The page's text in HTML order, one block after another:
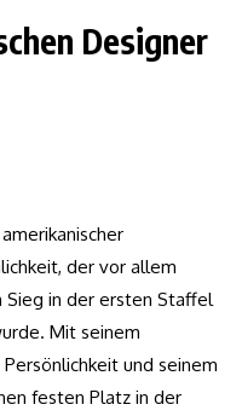
Designer
der vor allem
Sieg in der ersten Staffel
Mit seinem
und seinem
festen Platz in der